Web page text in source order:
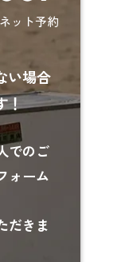
ット予約
い場合
！
でのご
ォーム
だきま